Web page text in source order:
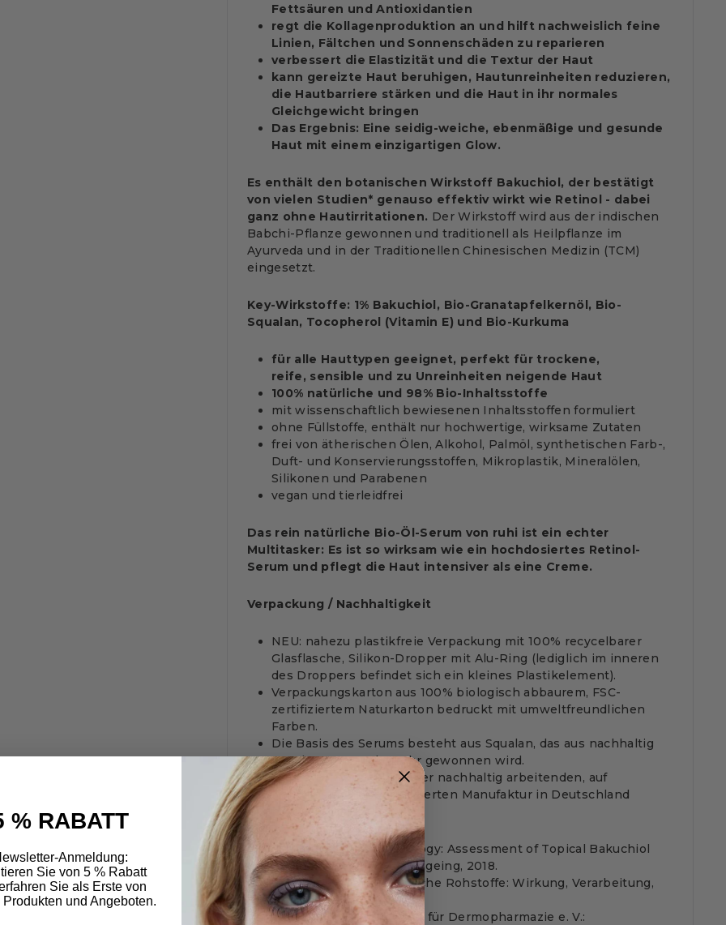
Fettsäuren und Antioxidantien
regt die Kollagenproduktion an und hilft nachweislich feine
Linien, Fältchen und Sonnenschäden zu reparieren
verbessert die Elastizität und die Textur der Haut
kann gereizte Haut beruhigen, Hautunreinheiten reduzieren,
die Hautbarriere stärken und die Haut in ihr normales
Gleichgewicht bringen
Das Ergebnis: Eine seidig-weiche, ebenmäßige und gesunde
Haut mit einem einzigartigen Glow.
Es enthält den botanischen Wirkstoff Bakuchiol, der bestätigt
von vielen Studien* genauso effektiv wirkt wie Retinol - dabei
ganz ohne Hautirritationen. Der Wirkstoff wird aus der indischen
Babchi-Pflanze gewonnen und traditionell als Heilpflanze im
Ayurveda und in der Traditionellen Chinesischen Medizin (TCM)
eingesetzt.
Key-Wirkstoffe: 1% Bakuchiol, Bio-Granatapfelkernöl, Bio-
Squalan, Tocopherol (Vitamin E) und Bio-Kurkuma
für alle Hauttypen geeignet, perfekt für trockene,
reife, sensible und zu Unreinheiten neigende Haut
100% natürliche und 98% Bio-Inhaltsstoffe
mit wissenschaftlich bewiesenen Inhaltsstoffen formuliert
ohne Füllstoffe, enthält nur hochwertige, wirksame Zutaten
frei von ätherischen Ölen, Alkohol, Palmöl, synthetischen Farb-,
Duft- und Konservierungsstoffen, Mikroplastik, Mineralölen,
Silikonen und Parabenen
vegan und tierleidfrei
Das rein natürliche Bio-Öl-Serum von ruhi ist ein echter
Multitasker: Es ist so wirksam wie ein hochdosiertes Retinol-
Serum und pflegt die Haut intensiver als eine Creme.
Verpackung / Nachhaltigkeit
NEU: nahezu plastikfreie Verpackung mit 100% recycelbarer
Glasflasche, Silikon-Dropper mit Alu-Ring (lediglich im inneren
des Droppers befindet sich ein kleines Plastikelement).
Verpackungskarton aus 100% biologisch abbaurem, FSC-
zertifiziertem Naturkarton bedruckt mit umweltfreundlichen
Farben.
Die Basis des Serums besteht aus Squalan, das aus nachhaltig
angebautem Zuckerrohr gewonnen wird.
Die Seren werden in einer nachhaltig arbeitenden, auf
Naturkosmetik spezialisierten Manufaktur in Deutschland
hergestellt.
*British Journal of Dermatology: Assessment of Topical Bakuchiol
and Retinol for Facial Photoageing, 2018.
Heike Käser, Naturkosmetische Rohstoffe: Wirkung, Verarbeitung,
kosmetischer Einsatz, 2019.
Leitlinie der GD Gesellschaft für Dermopharmazie e. V.:
% RABATT
Anmeldung:
Sie von 5 % Rabatt
Sie als Erste von
und Angeboten.